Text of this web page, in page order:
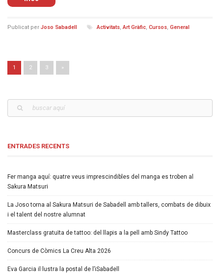
Publicat per Joso Sabadell Activitats,Art Gràfic, Cursos, General
Navega per les entrades
1 2 3 »
ENTRADES RECENTS
Fer manga aquí: quatre veus imprescindibles del manga es troben al
Sakura Matsuri
La Joso torna al Sakura Matsuri de Sabadell amb tallers, combats de dibuix
i el talent del nostre alumnat
Masterclass gratuïta de tattoo: del llapis a la pell amb Sindy Tattoo
Concurs de Còmics La Creu Alta 2026
Eva Garcia il·lustra la postal de l’iSabadell